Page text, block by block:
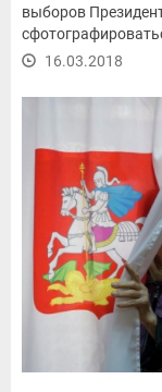
выборов
16.03.2018